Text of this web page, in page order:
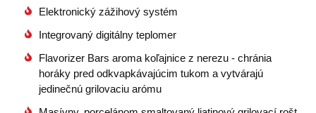
Elektronický zážihový systém
Integrovaný digitálny teplomer
Flavorizer Bars aroma koľajnice z nerezu - chránia
horáky pred odkvapkávajúcim tukom a vytvárajú
jedinečnú grilovaciu arómu